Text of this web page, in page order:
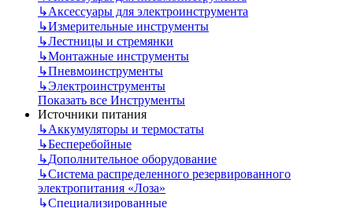
↳Аксессуары для электроинструмента
↳Измерительные инструменты
↳Лестницы и стремянки
↳Монтажные инструменты
↳Пневмоинструменты
↳Электроинструменты
Показать все Инструменты
Источники питания
↳Аккумуляторы и термостаты
↳Бесперебойные
↳Дополнительное оборудование
↳Система распределенного резервированного
электропитания «Лоза»
↳Специализированные